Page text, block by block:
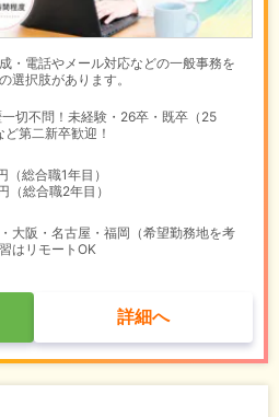
・電話やメール対応などの一般事務を
選択肢があります。
切不問！未経験・26卒・既卒（25
第二新卒歓迎！
（総合職1年目）
（総合職2年目）
大阪・名古屋・福岡（希望勤務地を考
はリモートOK
詳細へ